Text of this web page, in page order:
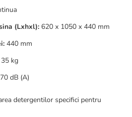
(Lxhxl): 620 x 1050 x 440 mm
440 mm
35 kg
dB (A)
detergentilor specifici pentru